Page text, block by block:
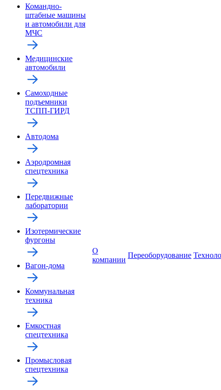
Командно-
штабные машины
и автомобили для
МЧС
Медицинские
автомобили
Самоходные
подъемники
ТСПП-ГИРД
Автодома
Аэродромная
спецтехника
Передвижные
лаборатории
Изотермические
фургоны
Вагон-дома
Коммунальная
техника
Емкостная
спецтехника
Промысловая
спецтехника
О
компании
Переоборудование